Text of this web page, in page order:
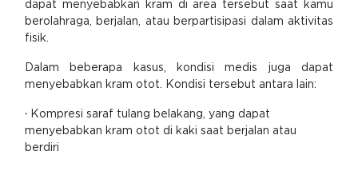
dapat menyebabkan kram di area tersebut saat kamu
berolahraga, berjalan, atau berpartisipasi dalam aktivitas
fisik.
Dalam beberapa kasus, kondisi medis juga dapat
menyebabkan kram otot. Kondisi tersebut antara lain:
· Kompresi saraf tulang belakang, yang dapat
menyebabkan kram otot di kaki saat berjalan atau
berdiri